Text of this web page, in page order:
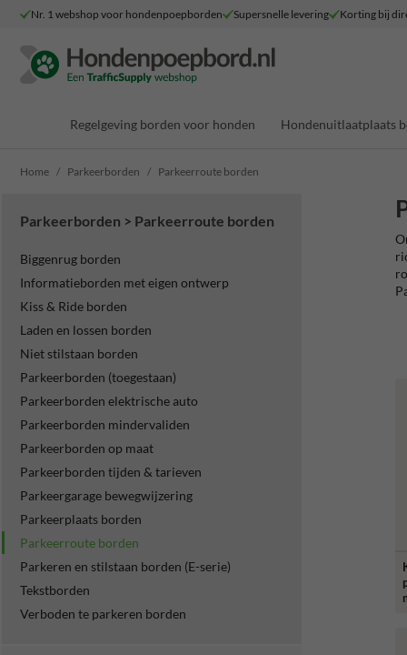
Nr. 1 webshop voor hondenpoepborden Supersnelle levering Korting bij
Regelgeving borden voor honden Hondenuitlaatplaats
Home Parkeerborden Parkeerroute borden
Parkeerborden > Parkeerroute borden
Biggenrug borden
Informatieborden met eigen ontwerp
Kiss & Ride borden
Laden en lossen borden
Niet stilstaan borden
Parkeerborden (toegestaan)
Parkeerborden elektrische auto
Parkeerborden mindervaliden
Parkeerborden op maat
Parkeerborden tijden & tarieven
Parkeergarage bewegwijzering
Parkeerplaats borden
Parkeerroute borden
Parkeren en stilstaan borden (E-serie)
Tekstborden
Verboden te parkeren borden